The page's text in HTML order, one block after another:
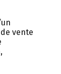
vente